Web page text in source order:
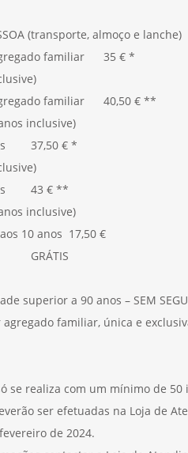
(transporte, almoço e lanche)
familiar 35 € *
familiar 40,50 € **
inclusive)
37,50 € *
43 € **
inclusive)
10 anos 17,50 €
GRÁTIS
superior a 90 anos – SEM
agregado familiar, única e
se realiza com um mínimo de 50
ser efetuadas na Loja de
de 2024.